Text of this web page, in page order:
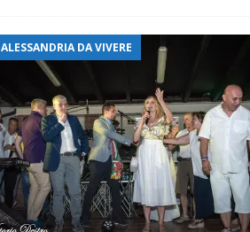
ALESSANDRIA DA VIVERE